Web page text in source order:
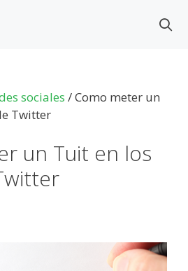
sociales /Como meter un
Twitter
un Tuit en los